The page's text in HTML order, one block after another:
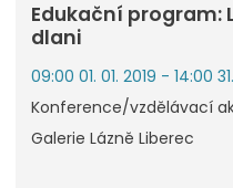
Edukační program:
dlani
09:00 01. 01. 2019 - 14:00
Konference/vzdělávací
Galerie Lázně Liberec